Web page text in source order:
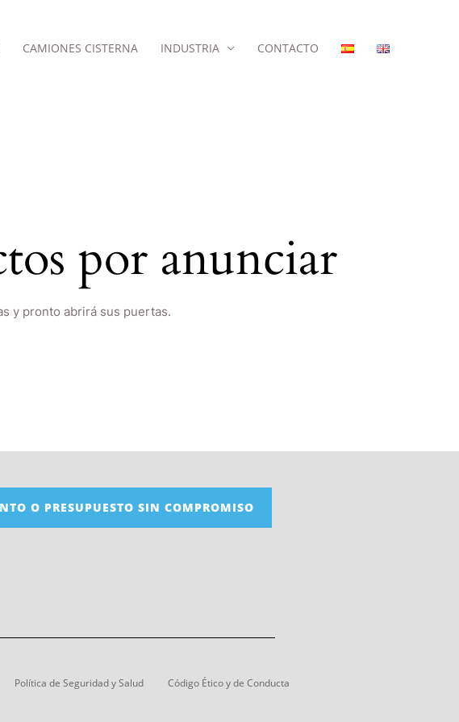
CAMIONES CISTERNA INDUSTRIA CONTACTO
por anunciar
y pronto abrirá sus puertas.
O PRESUPUESTO SIN COMPROMISO
Política de Seguridad y Salud Código Ético y de Conducta